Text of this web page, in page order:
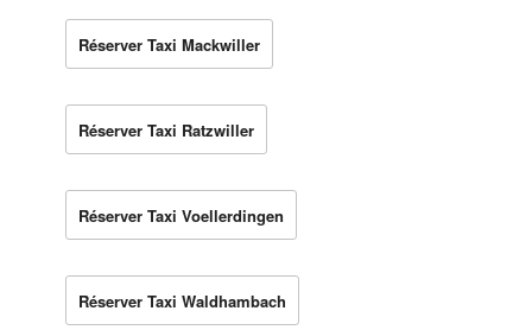
Réserver Taxi Mackwiller
Réserver Taxi Ratzwiller
Réserver Taxi Voellerdingen
Réserver Taxi Waldhambach